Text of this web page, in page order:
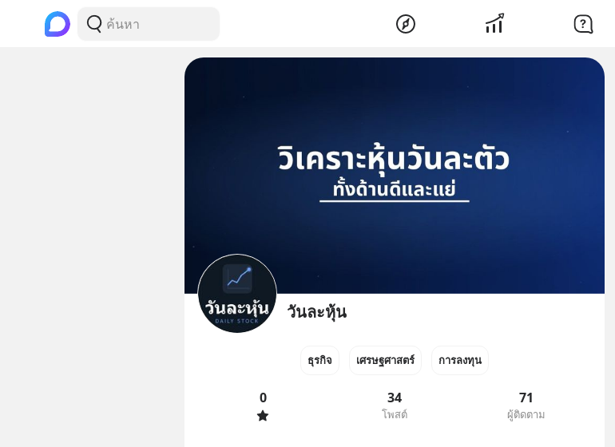
วันละหุ้น
ธุรกิจ เศรษฐศาสตร์ การลงทุน
0 34
โพสต์
71
ผู้ติดตาม